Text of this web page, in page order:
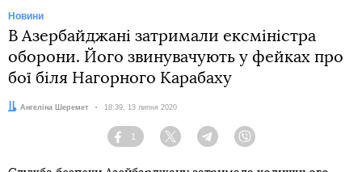
Новини
В Азербайджані затримали ексміністра
оборони. Його звинувачують у фейках про
бої біля Нагорного Карабаху
Автор:
Ангеліна Шеремет Дата:
18:39, 13 липня 2020
Facebook
1
Twitter TelegramViber